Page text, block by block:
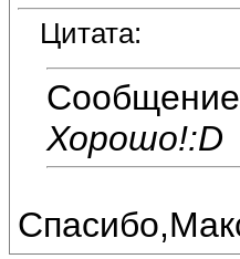
Цитата:
Хорошо!:D